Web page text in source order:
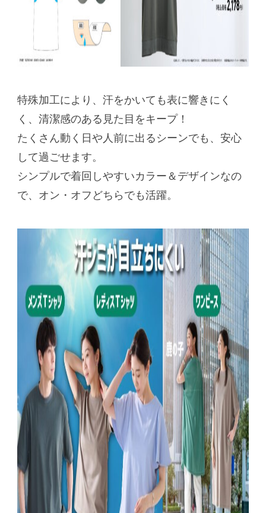
特殊加工により、汗をかいても表に響きにく
く、清潔感のある見た目をキープ！
たくさん動く日や人前に出るシーンでも、安心
して過ごせます。
シンプルで着回しやすいカラー＆デザインなの
で、オン・オフどちらでも活躍。